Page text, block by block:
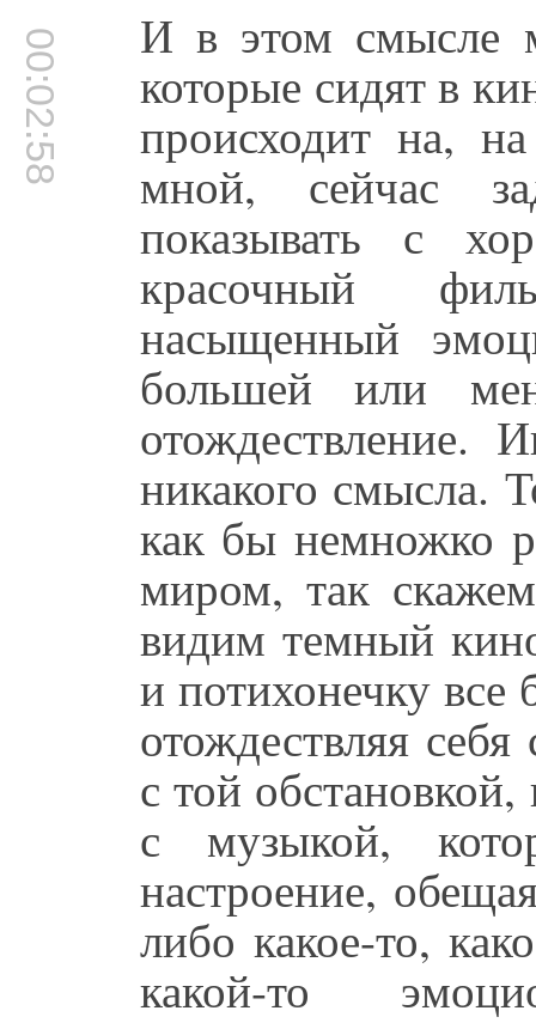
00:02:58 И в этом смысле
которые сидят в
происходит на,
мной, сейчас
показывать с
красочный
насыщенный
большей или
никакого смысла.
как бы немножко
миром, так
видим темный
и потихонечку все
отождествляя
с той
с музыкой,
настроение,
либо какое-то,
какой-то